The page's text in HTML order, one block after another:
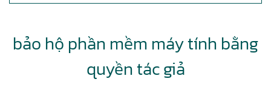
bảo hộ phần mềm máy tính bằng
quyền tác giả